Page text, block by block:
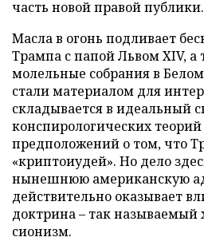
часть новой правой публики.
Масла в огонь подливает
Трампа с папой Львом XIV, а
молельные собрания в
стали материалом для
складывается в идеальный
конспирологических
предположений о том, что
«криптоиудей». Но дело
нынешнюю американскую
действительно оказывает
доктрина – так называемый
сионизм.